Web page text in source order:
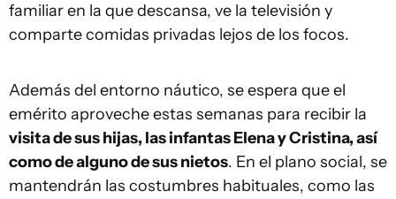
familiar en la que descansa, ve la televisión y
comparte comidas privadas lejos de los focos.
Además del entorno náutico, se espera que el
emérito aproveche estas semanas para recibir la
visita de sus hijas, las infantas Elena y Cristina, así
como de alguno de sus nietos. En el plano social, se
mantendrán las costumbres habituales, como las